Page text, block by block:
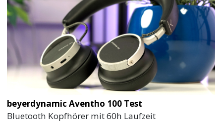
beyerdynamic Aventho 100 Test
Bluetooth Kopfhörer mit 60h Laufzeit